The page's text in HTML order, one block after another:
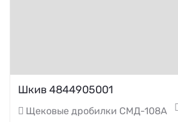
Шкив 4844905001
Щековые дробилки СМД-108А